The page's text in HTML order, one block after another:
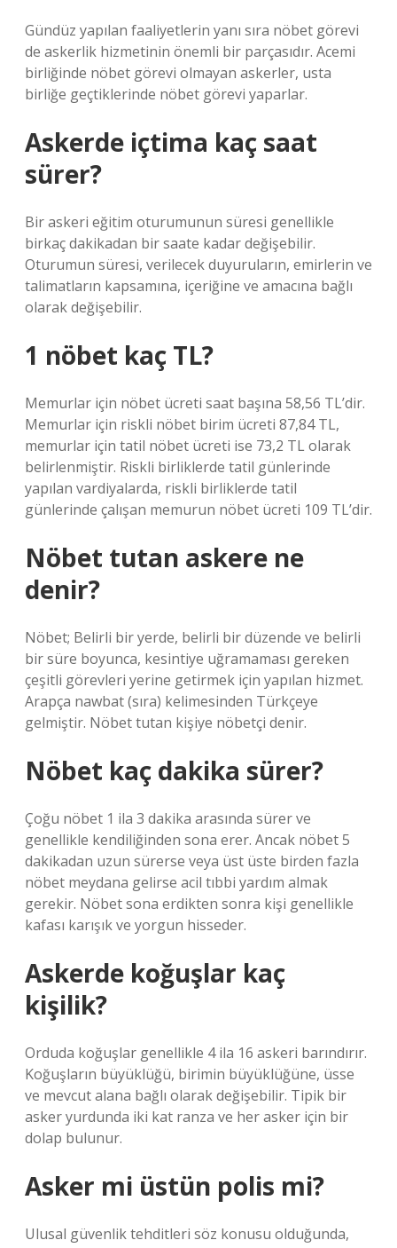
Gündüz yapılan faaliyetlerin yanı sıra nöbet görevi
de askerlik hizmetinin önemli bir parçasıdır. Acemi
birliğinde nöbet görevi olmayan askerler, usta
birliğe geçtiklerinde nöbet görevi yaparlar.
Askerde içtima kaç saat
sürer?
Bir askeri eğitim oturumunun süresi genellikle
birkaç dakikadan bir saate kadar değişebilir.
Oturumun süresi, verilecek duyuruların, emirlerin ve
talimatların kapsamına, içeriğine ve amacına bağlı
olarak değişebilir.
1 nöbet kaç TL?
Memurlar için nöbet ücreti saat başına 58,56 TL’dir.
Memurlar için riskli nöbet birim ücreti 87,84 TL,
memurlar için tatil nöbet ücreti ise 73,2 TL olarak
belirlenmiştir. Riskli birliklerde tatil günlerinde
yapılan vardiyalarda, riskli birliklerde tatil
günlerinde çalışan memurun nöbet ücreti 109 TL’dir.
Nöbet tutan askere ne
denir?
Nöbet; Belirli bir yerde, belirli bir düzende ve belirli
bir süre boyunca, kesintiye uğramaması gereken
çeşitli görevleri yerine getirmek için yapılan hizmet.
Arapça nawbat (sıra) kelimesinden Türkçeye
gelmiştir. Nöbet tutan kişiye nöbetçi denir.
Nöbet kaç dakika sürer?
Çoğu nöbet 1 ila 3 dakika arasında sürer ve
genellikle kendiliğinden sona erer. Ancak nöbet 5
dakikadan uzun sürerse veya üst üste birden fazla
nöbet meydana gelirse acil tıbbi yardım almak
gerekir. Nöbet sona erdikten sonra kişi genellikle
kafası karışık ve yorgun hisseder.
Askerde koğuşlar kaç
kişilik?
Orduda koğuşlar genellikle 4 ila 16 askeri barındırır.
Koğuşların büyüklüğü, birimin büyüklüğüne, üsse
ve mevcut alana bağlı olarak değişebilir. Tipik bir
asker yurdunda iki kat ranza ve her asker için bir
dolap bulunur.
Asker mi üstün polis mi?
Ulusal güvenlik tehditleri söz konusu olduğunda,